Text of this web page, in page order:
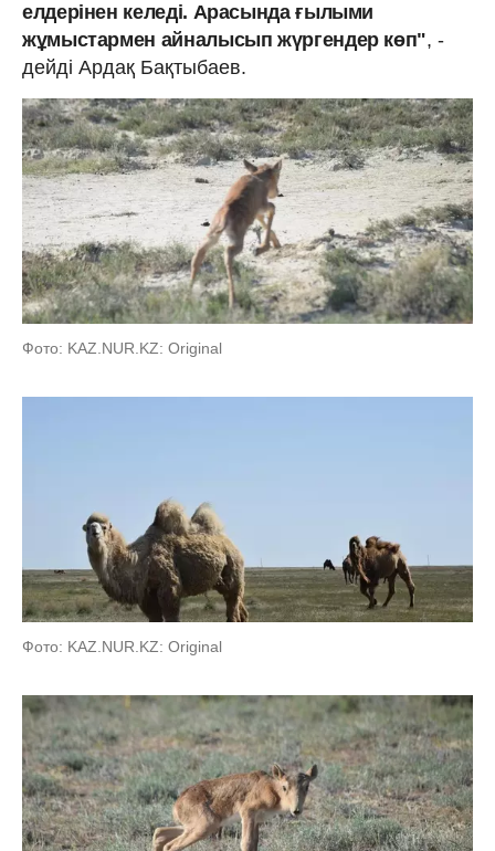
елдерінен келеді. Арасында ғылыми
жұмыстармен айналысып жүргендер көп", -
дейді Ардақ Бақтыбаев.
Фото: KAZ.NUR.KZ: Original
Фото: KAZ.NUR.KZ: Original